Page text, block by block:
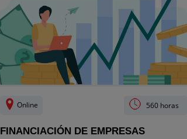
Online 560 horas
FINANCIACIÓN DE EMPRESAS